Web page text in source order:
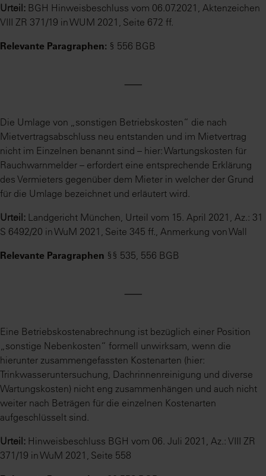
Urteil: BGH Hinweisbeschluss vom 06.07.2021, Aktenzeichen
VIII ZR 371/19 in WUM 2021, Seite 672 ff.
Relevante Paragraphen: § 556 BGB
⸺
Die Umlage von „sonstigen Betriebskosten“ die nach
Mietvertragsabschluss neu entstanden und im Mietvertrag
nicht im Einzelnen benannt sind – hier: Wartungskosten für
Rauchwarnmelder – erfordert eine entsprechende Erklärung
des Vermieters gegenüber dem Mieter in welcher der Grund
für die Umlage bezeichnet und erläutert wird.
Urteil: Landgericht München, Urteil vom 15. April 2021, Az.: 31
S 6492/20 in WuM 2021, Seite 345 ff., Anmerkung von Wall
Relevante Paragraphen §§ 535, 556 BGB
⸺
Eine Betriebskostenabrechnung ist bezüglich einer Position
„sonstige Nebenkosten“ formell unwirksam, wenn die
hierunter zusammengefassten Kostenarten (hier:
Trinkwasseruntersuchung, Dachrinnenreinigung und diverse
Wartungskosten) nicht eng zusammenhängen und auch nicht
weiter nach Beträgen für die einzelnen Kostenarten
aufgeschlüsselt sind.
Urteil: Hinweisbeschluss BGH vom 06. Juli 2021, Az.: VIII ZR
371/19 in WuM 2021, Seite 558